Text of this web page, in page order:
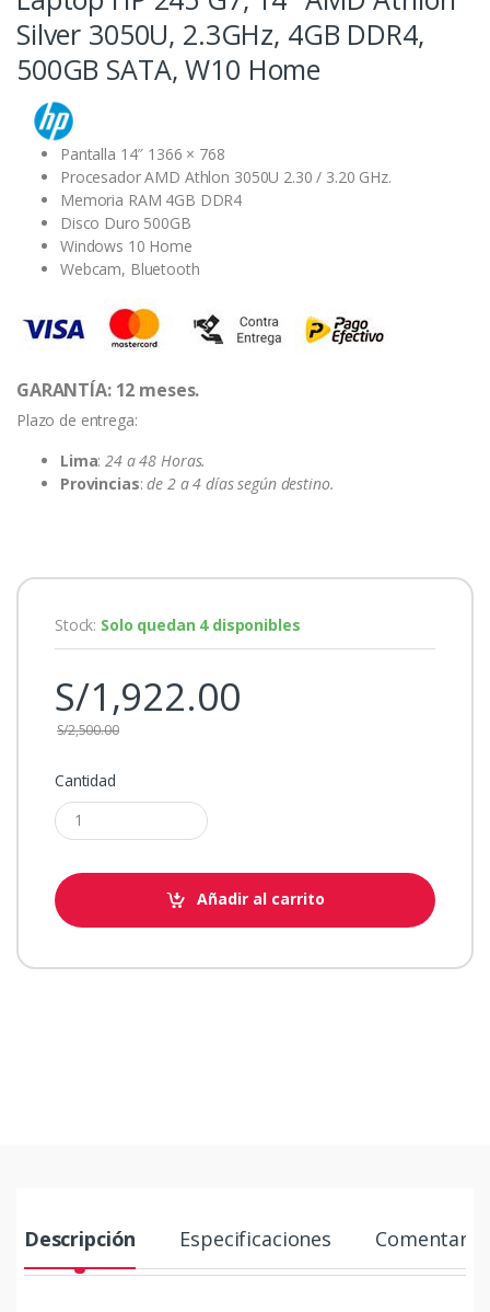
Silver 3050U, 2.3GHz, 4GB DDR4,
500GB SATA, W10 Home
Pantalla 14″ 1366 × 768
Procesador AMD Athlon 3050U 2.30 / 3.20 GHz.
Memoria RAM 4GB DDR4
Disco Duro 500GB
Windows 10 Home
Webcam, Bluetooth
GARANTÍA: 12 meses.
Plazo de entrega:
Lima:24 a 48 Horas.
Provincias:de 2 a 4 días según destino.
Stock: Solo quedan 4 disponibles
S/1,922.00
S/2,500.00
Cantidad
Añadir al carrito
Descripción Especificaciones